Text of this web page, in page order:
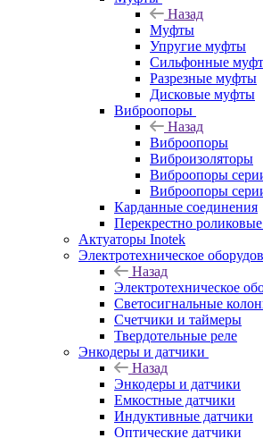
Назад
Муфты
Упругие муфты
Сильфонные
Разрезные муфты
Дисковые муфты
Виброопоры
Назад
Виброопоры
Виброизоляторы
Виброопоры
Виброопоры
Карданные соединения
Перекрестно
Актуаторы Inotek
Электротехническое
Назад
Электротехническое
Светосигнальные
Счетчики и таймеры
Твердотельные реле
Энкодеры и датчики
Назад
Энкодеры и датчики
Емкостные датчики
Индуктивные датчики
Оптические датчики